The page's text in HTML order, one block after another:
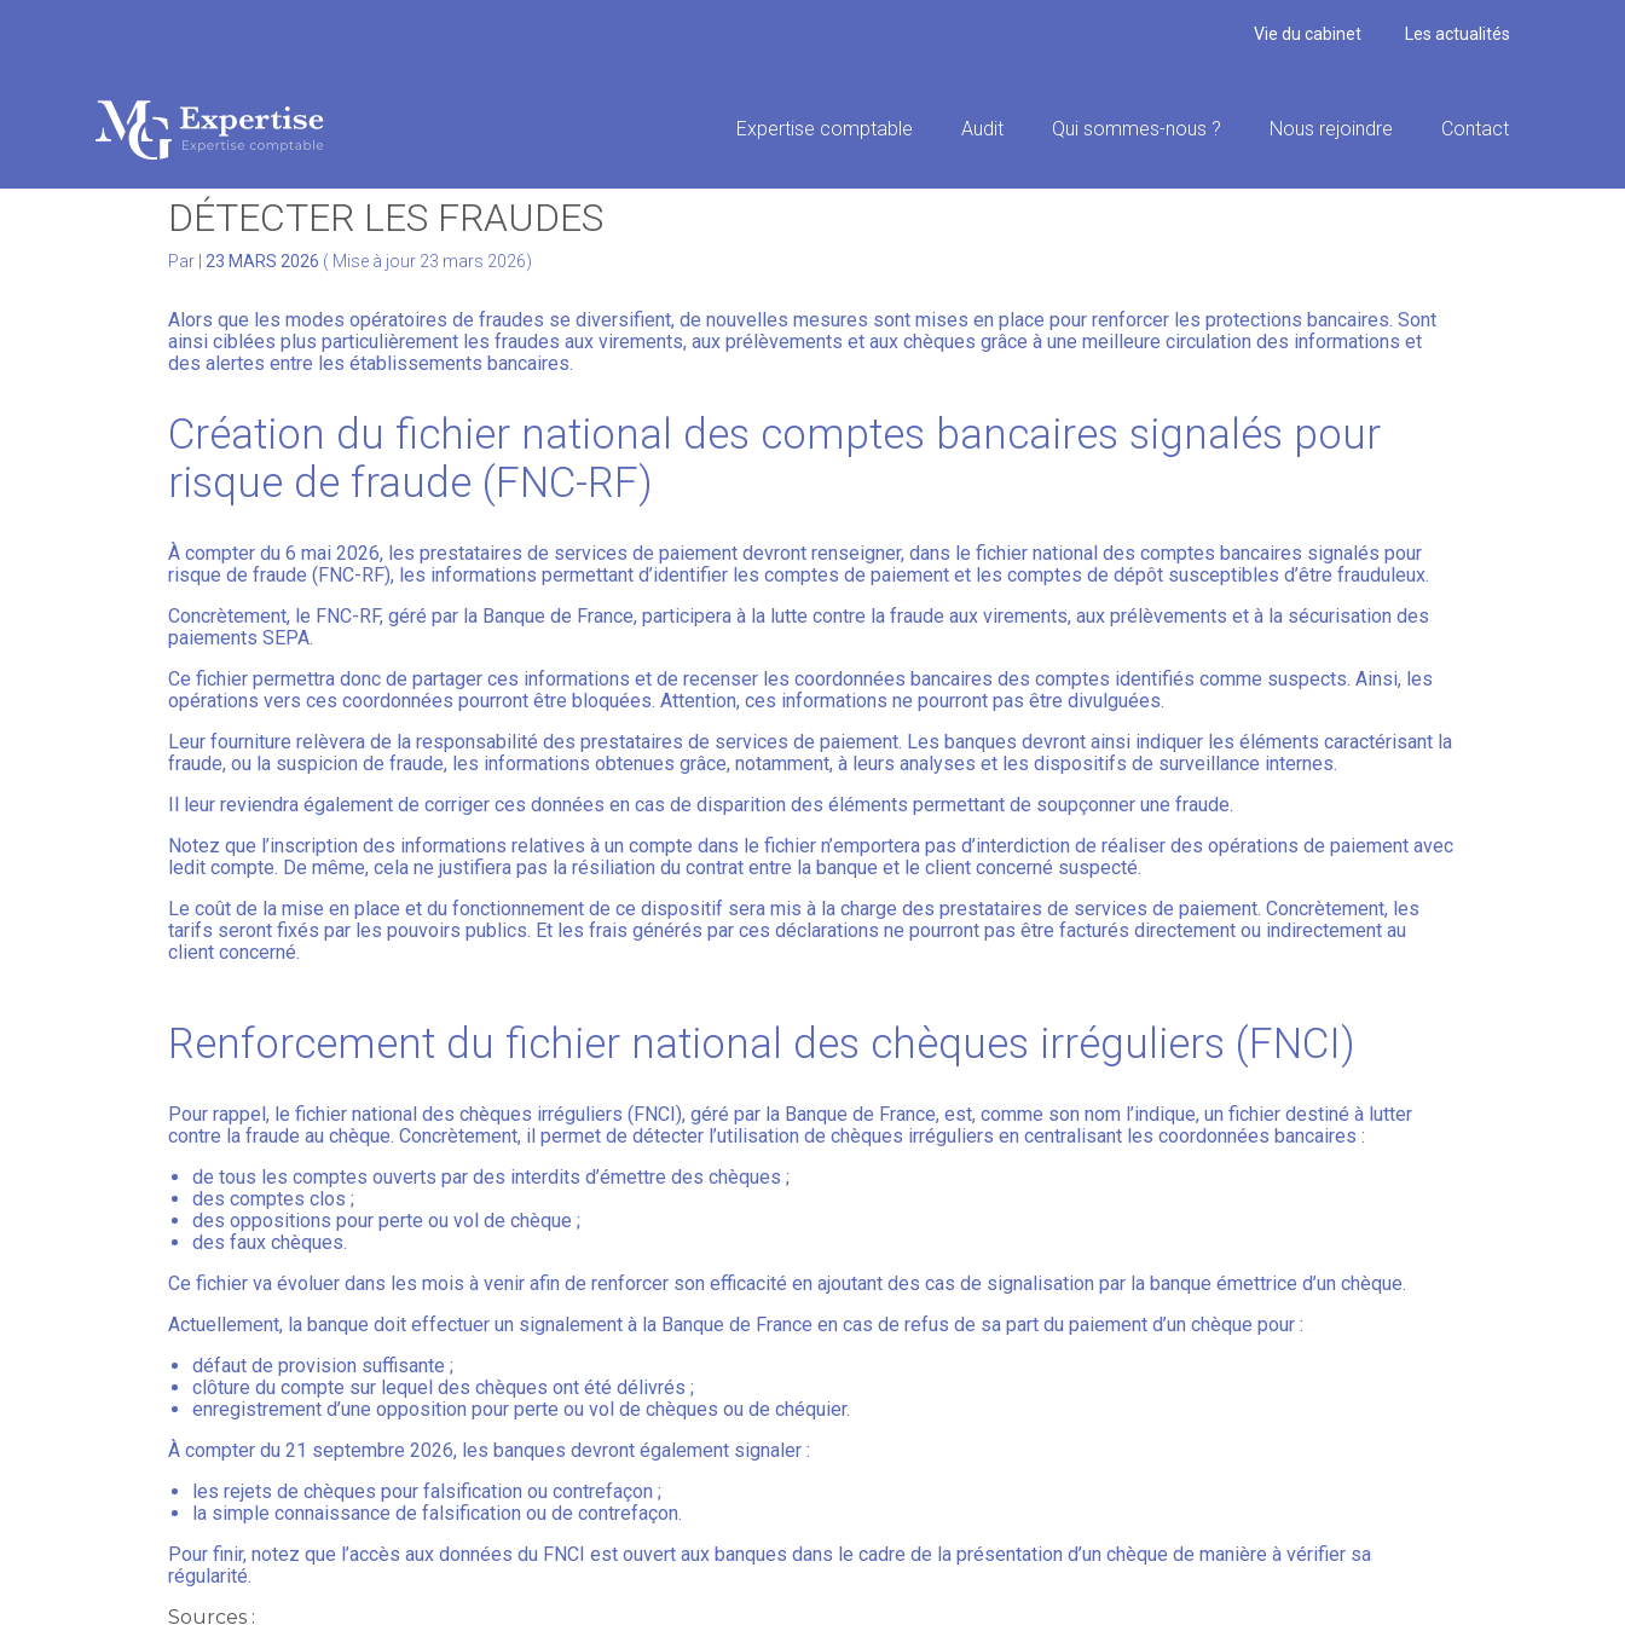
Vie du cabinet Les actualités
Aller
Expertise comptable Audit Qui sommes-nous ? Nous rejoindre Contact
DÉTECTER LES FRAUDES
Par |23 MARS 2026 ( Mise à jour 23 mars 2026)
Alors que les modes opératoires de fraudes se diversifient, de nouvelles mesures sont mises en place pour renforcer les protections bancaires. Sont
ainsi ciblées plus particulièrement les fraudes aux virements, aux prélèvements et aux chèques grâce à une meilleure circulation des informations et
des alertes entre les établissements bancaires.
Création du fichier national des comptes bancaires signalés pour
risque de fraude (FNC-RF)
À compter du 6 mai 2026, les prestataires de services de paiement devront renseigner, dans le fichier national des comptes bancaires signalés pour
risque de fraude (FNC-RF), les informations permettant d’identifier les comptes de paiement et les comptes de dépôt susceptibles d’être frauduleux.
Concrètement, le FNC-RF, géré par la Banque de France, participera à la lutte contre la fraude aux virements, aux prélèvements et à la sécurisation des
paiements SEPA.
Ce fichier permettra donc de partager ces informations et de recenser les coordonnées bancaires des comptes identifiés comme suspects. Ainsi, les
opérations vers ces coordonnées pourront être bloquées. Attention, ces informations ne pourront pas être divulguées.
Leur fourniture relèvera de la responsabilité des prestataires de services de paiement. Les banques devront ainsi indiquer les éléments caractérisant la
fraude, ou la suspicion de fraude, les informations obtenues grâce, notamment, à leurs analyses et les dispositifs de surveillance internes.
Il leur reviendra également de corriger ces données en cas de disparition des éléments permettant de soupçonner une fraude.
Notez que l’inscription des informations relatives à un compte dans le fichier n’emportera pas d’interdiction de réaliser des opérations de paiement avec
ledit compte. De même, cela ne justifiera pas la résiliation du contrat entre la banque et le client concerné suspecté.
Le coût de la mise en place et du fonctionnement de ce dispositif sera mis à la charge des prestataires de services de paiement. Concrètement, les
tarifs seront fixés par les pouvoirs publics. Et les frais générés par ces déclarations ne pourront pas être facturés directement ou indirectement au
client concerné.
Renforcement du fichier national des chèques irréguliers (FNCI)
Pour rappel, le fichier national des chèques irréguliers (FNCI), géré par la Banque de France, est, comme son nom l’indique, un fichier destiné à lutter
contre la fraude au chèque. Concrètement, il permet de détecter l’utilisation de chèques irréguliers en centralisant les coordonnées bancaires :
de tous les comptes ouverts par des interdits d’émettre des chèques ;
des comptes clos ;
des oppositions pour perte ou vol de chèque ;
des faux chèques.
Ce fichier va évoluer dans les mois à venir afin de renforcer son efficacité en ajoutant des cas de signalisation par la banque émettrice d’un chèque.
Actuellement, la banque doit effectuer un signalement à la Banque de France en cas de refus de sa part du paiement d’un chèque pour :
défaut de provision suffisante ;
clôture du compte sur lequel des chèques ont été délivrés ;
enregistrement d’une opposition pour perte ou vol de chèques ou de chéquier.
À compter du 21 septembre 2026, les banques devront également signaler :
les rejets de chèques pour falsification ou contrefaçon ;
la simple connaissance de falsification ou de contrefaçon.
Pour finir, notez que l’accès aux données du FNCI est ouvert aux banques dans le cadre de la présentation d’un chèque de manière à vérifier sa
régularité.
Sources :